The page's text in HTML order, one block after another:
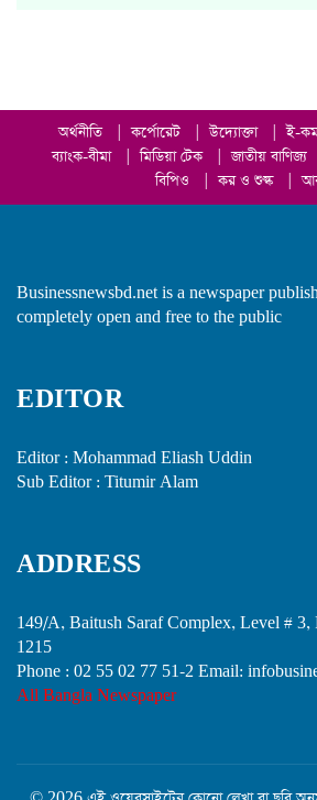
অর্থনীতি কর্পোরেট উদ্যোক্তা ই-
ব্যাংক-বীমা
মিডিয়া টেক জাতীয় বাণিজ্য
বিপিও
কর ও শুল্ক
Businessnewsbd.net is a newspaper
completely open and free to the public
EDITOR
Editor : Mohammad Eliash Uddin
Sub Editor : Titumir Alam
ADDRESS
149/A, Baitush Saraf Complex, Level # 3,
1215
Phone : 02 55 02 77 51-2 Email:
All Bangla Newspaper